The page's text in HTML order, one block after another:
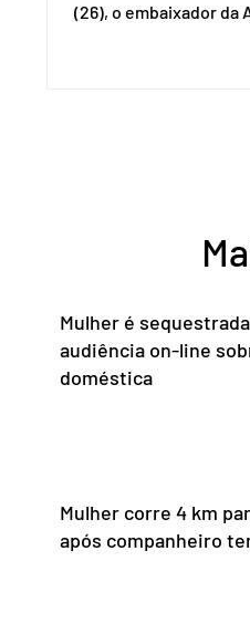
(26), o embaixador da
Estado, às
Mulher é
audiência on-line
doméstica
Mulher corre 4 km
após companheiro